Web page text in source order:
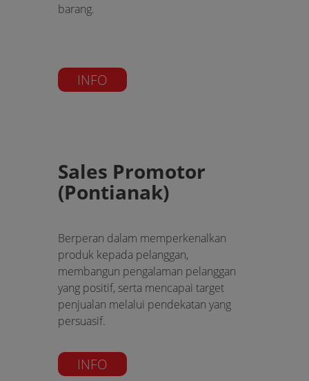
barang.
INFO
Sales Promotor
(Pontianak)
Berperan dalam memperkenalkan
produk kepada pelanggan,
membangun pengalaman pelanggan
yang positif, serta mencapai target
penjualan melalui pendekatan yang
persuasif.
INFO